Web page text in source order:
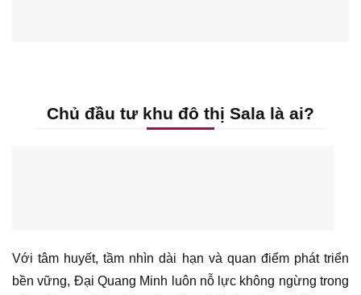
Chủ đầu tư khu đô thị Sala là ai?
Với tâm huyết, tầm nhìn dài hạn và quan điểm phát triển
bền vững, Đại Quang Minh luôn nỗ lực không ngừng trong